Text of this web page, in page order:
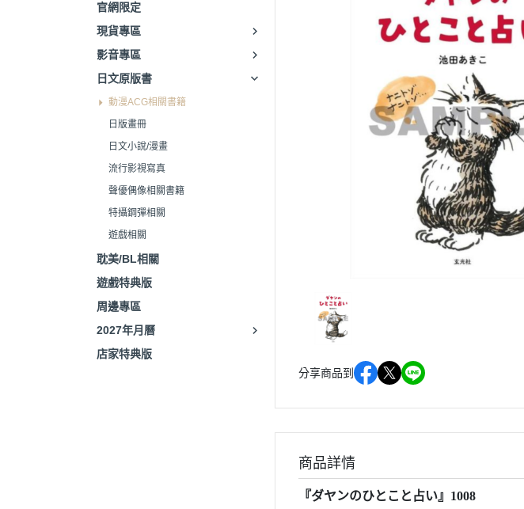
官網限定
現貨專區
影音專區
日文原版書
動漫ACG相關書籍
日版畫冊
日文小說/漫畫
流行影視寫真
聲優偶像相關書籍
特攝鋼彈相關
遊戲相關
耽美/BL相關
遊戲特典版
周邊專區
2027年月曆
店家特典版
分享商品到
商品詳情
『ダヤンのひとこと占い』1008